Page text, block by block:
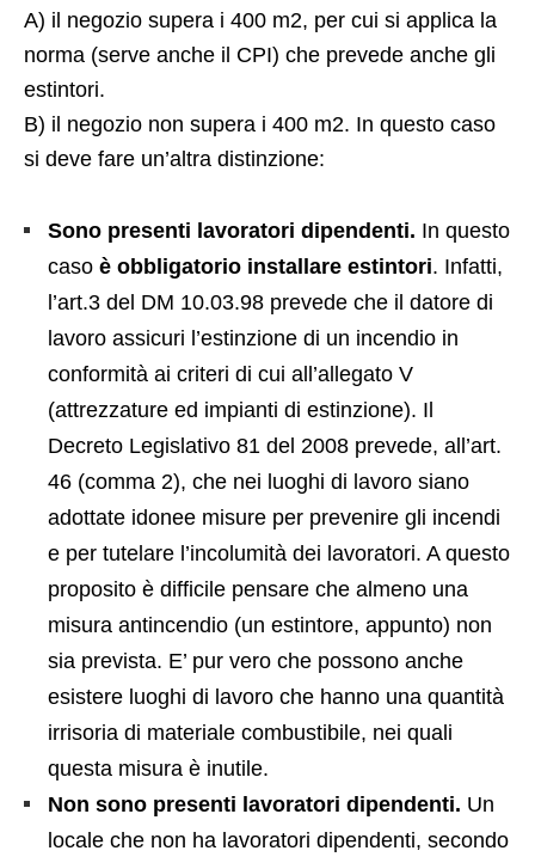
A) il negozio supera i 400 m2, per cui si applica la
norma (serve anche il CPI) che prevede anche gli
estintori.
B) il negozio non supera i 400 m2. In questo caso
si deve fare un’altra distinzione:
Sono presenti lavoratori dipendenti. In questo
caso è obbligatorio installare estintori. Infatti,
l’art.3 del DM 10.03.98 prevede che il datore di
lavoro assicuri l’estinzione di un incendio in
conformità ai criteri di cui all’allegato V
(attrezzature ed impianti di estinzione). Il
Decreto Legislativo 81 del 2008 prevede, all’art.
46 (comma 2), che nei luoghi di lavoro siano
adottate idonee misure per prevenire gli incendi
e per tutelare l’incolumità dei lavoratori. A questo
proposito è difficile pensare che almeno una
misura antincendio (un estintore, appunto) non
sia prevista. E’ pur vero che possono anche
esistere luoghi di lavoro che hanno una quantità
irrisoria di materiale combustibile, nei quali
questa misura è inutile.
Non sono presenti lavoratori dipendenti. Un
locale che non ha lavoratori dipendenti, secondo